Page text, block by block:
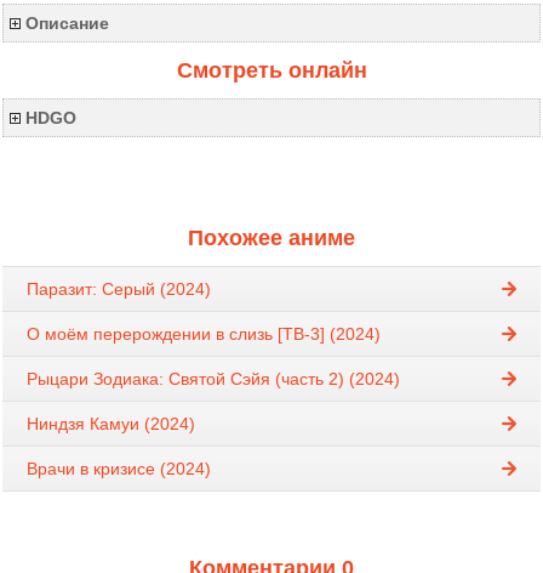
Описание
Смотреть онлайн
HDGO
Похожее аниме
Паразит: Серый (2024)
О моём перерождении в слизь [ТВ-3] (2024)
Рыцари Зодиака: Святой Сэйя (часть 2) (2024)
Ниндзя Камуи (2024)
Врачи в кризисе (2024)
Комментарии 0